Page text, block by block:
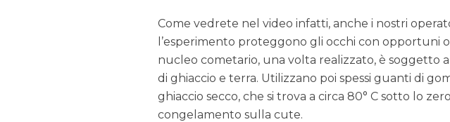
Come vedrete nel video infatti, anche i nostri
l’esperimento proteggono gli occhi con opportuni
nucleo cometario, una volta realizzato, è soggetto
di ghiaccio e terra. Utilizzano poi spessi guanti di
ghiaccio secco, che si trova a circa 80° C sotto lo
congelamento sulla cute.